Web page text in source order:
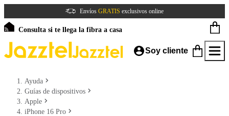
Envíos GRATIS exclusivos online
Consulta si te llega la fibra a casa
Soy cliente
Ayuda
Guías de dispositivos
Apple
iPhone 16 Pro